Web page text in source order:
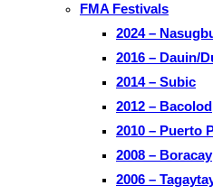
FMA Festivals
2024 –
2016 – Dauin/
2014 – Subic
2012 – Bacolod
2010 – Puerto
2008 – Boracay
2006 –